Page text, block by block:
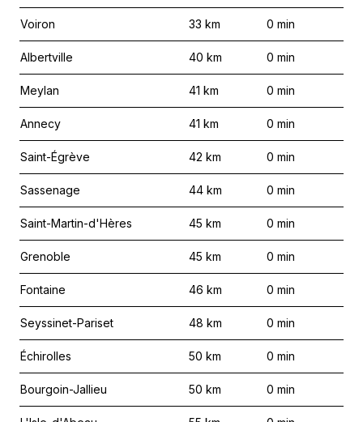
Voiron 33 km 0 min
Albertville 40 km 0 min
Meylan 41 km 0 min
Annecy 41 km 0 min
Saint-Égrève 42 km 0 min
Sassenage 44 km 0 min
Saint-Martin-d'Hères 45 km 0 min
Grenoble 45 km 0 min
Fontaine 46 km 0 min
Seyssinet-Pariset 48 km 0 min
Échirolles 50 km 0 min
Bourgoin-Jallieu 50 km 0 min